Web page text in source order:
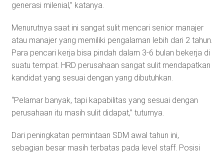
generasi milenial,” katanya.
Menurutnya saat ini sangat sulit mencari senior manajer
atau manajer yang memiliki pengalaman lebih dari 2 tahun.
Para pencari kerja bisa pindah dalam 3-6 bulan bekerja di
suatu tempat. HRD perusahaan sangat sulit mendapatkan
kandidat yang sesuai dengan yang dibutuhkan.
“Pelamar banyak, tapi kapabilitas yang sesuai dengan
perusahaan itu masih sulit didapat,” tuturnya.
Dari peningkatan permintaan SDM awal tahun ini,
sebagian besar masih terbatas pada level staff. Posisi